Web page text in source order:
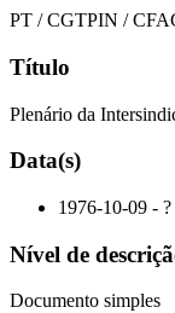
PT / CGTPIN /
Título
Plenário da
Data(s)
1976-10-09 -
Nível de
Documento simples